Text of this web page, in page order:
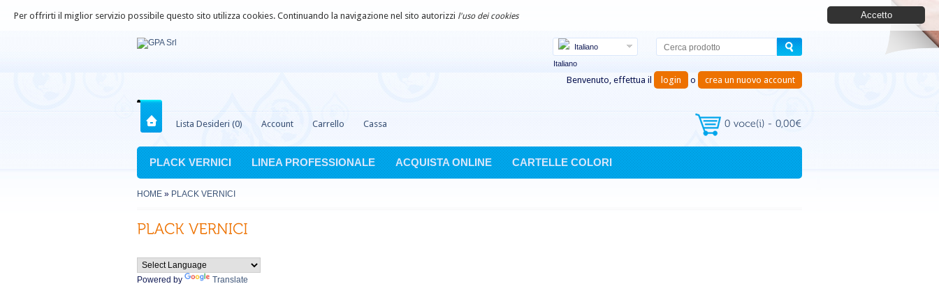
Accetto
Per offrirti il miglior servizio possibile questo sito utilizza cookies. Continuando la navigazione nel sito autorizzi l'uso dei cookies
Italiano
Benvenuto, effettua il login o crea un nuovo account
Lista Desideri (0) Account Carrello Cassa
PLACK VERNICI LINEA PROFESSIONALE ACQUISTA ONLINE CARTELLE COLORI
HOME » PLACK VERNICI
Powered by Translate